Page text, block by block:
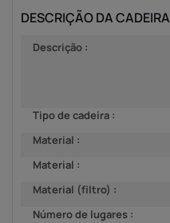
DESCRIÇÃO DA CADEIRA
Descrição :
Tipo de cadeira :
Material :
Material :
Material (filtro) :
Número de lugares :